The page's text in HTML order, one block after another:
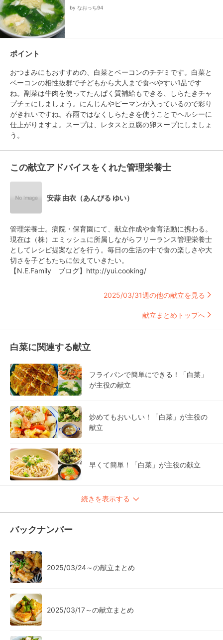
by なおっち94
ポイント
おつまみにもおすすめの、白菜とベーコンのチヂミです。白菜と
ベーコンの相性抜群で子どもから大人まで食べやすい1品です
ね。副菜は牛肉を使ってたんぱく質補給もできる、しらたきチャ
プチェにしましょう。にんじんやピーマンが入っているので彩り
がきれいですね。春雨ではなくしらたきを使うことでヘルシーに
仕上がりますよ。スープは、レタスと豆腐の卵スープにしましょ
う。
この献立アドバイスをくれた管理栄養士
安蒜 由衣（あんびる ゆい）
管理栄養士。病院・保育園にて、献立作成や食育活動に携わる。
現在は（株）エミッシュに所属しながらフリーランス管理栄養士
としてレシピ提案などを行う。毎日の生活の中で食の楽しさや大
切さを子どもたちに伝えていきたい。
【N.E.Family ブログ】http://yui.cooking/
2025/03/31週の他の献立を見る
献立まとめトップへ
白菜に関連する献立
フライパンで簡単にできる！「白菜」
が主役の献立
炒めてもおいしい！「白菜」が主役の
献立
早くて簡単！「白菜」が主役の献立
続きを表示する
バックナンバー
2025/03/24～の献立まとめ
2025/03/17～の献立まとめ